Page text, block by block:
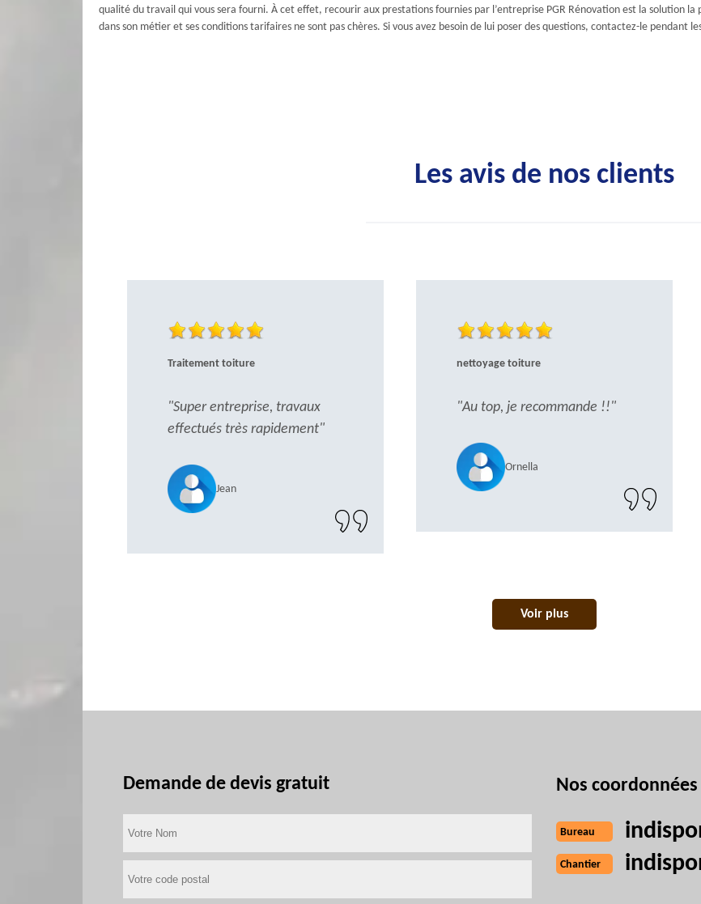
qualité du travail qui vous sera fourni. À cet effet, recourir aux prestations fournies par l’entreprise PGR Rénovation est la solution
dans son métier et ses conditions tarifaires ne sont pas chères. Si vous avez besoin de lui poser des questions, contactez-le pendant
Les avis de nos clients
Traitement toiture
"Super entreprise, travaux
effectués très rapidement"
Jean
nettoyage toiture
"Au top, je recommande !!"
Ornella
Voir plus
Demande de devis gratuit Nos coordonnées
Bureau
Chantier